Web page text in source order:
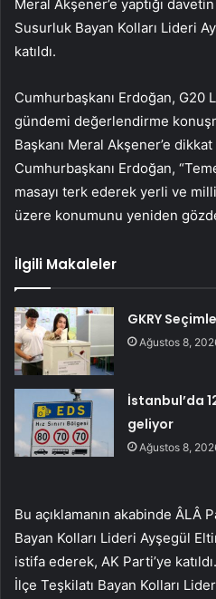
Meral Akşener’e yaptığı
Susurluk Bayan Kolları Lideri
katıldı.
Cumhurbaşkanı Erdoğan, G20
gündemi değerlendirme
Başkanı Meral Akşener’e
Cumhurbaşkanı Erdoğan,
masayı terk ederek yerli ve
üzere konumunu yeniden
İlgili Makaleler
GKRY
Ağustos 8,
İstanbul’da
geliyor
Ağustos 8,
Bu açıklamanın akabinde ÂLÂ
Bayan Kolları Lideri Ayşegül
istifa ederek, AK Parti’ye
İlçe Teşkilatı Bayan Kolları